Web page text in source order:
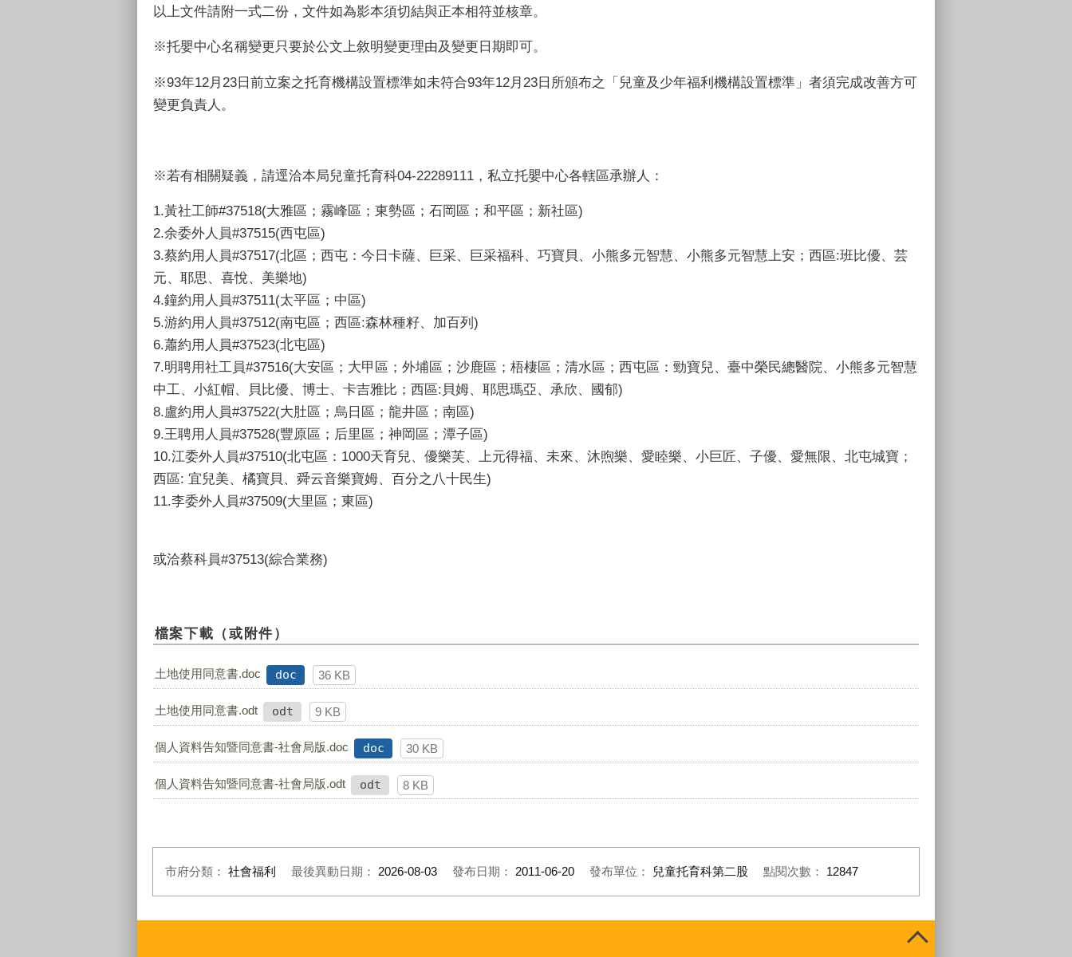
以上文件請附一式二份，文件如為影本須切結與正本相符並核章。
※托嬰中心名稱變更只要於公文上敘明變更理由及變更日期即可。
※93年12月23日前立案之托育機構設置標準如未符合93年12月23日所頒布之「兒童及少年福利機構設置標準」者須完成改善方可
變更負責人。
※若有相關疑義，請逕洽本局兒童托育科04-22289111，私立托嬰中心各轄區承辦人：
1.黃社工師#37518(大雅區；霧峰區；東勢區；石岡區；和平區；新社區)
2.余委外人員#37515(西屯區)
3.蔡約用人員#37517(北區；西屯：今日卡薩、巨采、巨采福科、巧寶貝、小熊多元智慧、小熊多元智慧上安；西區:班比優、芸
元、耶思、喜悅、美樂地)
4.鐘約用人員#37511(太平區；中區)
5.游約用人員#37512(南屯區；西區:森林種籽、加百列)
6.蕭約用人員#37523(北屯區)
7.明聘用社工員#37516(大安區；大甲區；外埔區；沙鹿區；梧棲區；清水區；西屯區：勁寶兒、臺中榮民總醫院、小熊多元智慧
中工、小紅帽、貝比優、博士、卡吉雅比；西區:貝姆、耶思瑪亞、承欣、國郁)
8.盧約用人員#37522(大肚區；烏日區；龍井區；南區)
9.王聘用人員#37528(豐原區；后里區；神岡區；潭子區)
10.江委外人員#37510(北屯區：1000天育兒、優樂芙、上元得福、未來、沐煦樂、愛睦樂、小巨匠、子優、愛無限、北屯城寶；
西區: 宜兒美、橘寶貝、舜云音樂寶姆、百分之八十民生)
11.李委外人員#37509(大里區；東區)
或洽蔡科員#37513(綜合業務)
檔案下載（或附件）
土地使用同意書.doc doc 36 KB
土地使用同意書.odt odt 9 KB
個人資料告知暨同意書-社會局版.doc doc 30 KB
個人資料告知暨同意書-社會局版.odt odt 8 KB
市府分類： 社會福利 最後異動日期： 2026-08-03 發布日期： 2011-06-20 發布單位： 兒童托育科第二股 點閱次數： 12847